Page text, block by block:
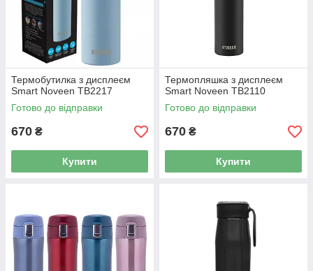
Термобутилка з дисплеєм
Smart Noveen TB2217
Готово до відправки
670 ₴
Купити
Термопляшка з дисплеєм
Smart Noveen TB2110
Готово до відправки
670 ₴
Купити